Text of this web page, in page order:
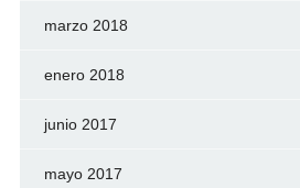
marzo 2018
enero 2018
junio 2017
mayo 2017